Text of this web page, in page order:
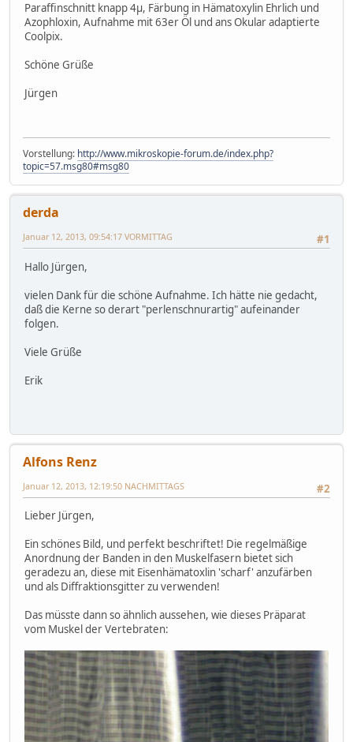
Paraffinschnitt knapp 4µ, Färbung in Hämatoxylin Ehrlich und
Azophloxin, Aufnahme mit 63er Öl und ans Okular adaptierte
Coolpix.
Schöne Grüße
Jürgen
Vorstellung: http://www.mikroskopie-forum.de/index.php?
topic=57.msg80#msg80
derda
#1
Januar 12, 2013, 09:54:17 VORMITTAG
Hallo Jürgen,
vielen Dank für die schöne Aufnahme. Ich hätte nie gedacht,
daß die Kerne so derart "perlenschnurartig" aufeinander
folgen.
Viele Grüße
Erik
Alfons Renz
#2
Januar 12, 2013, 12:19:50 NACHMITTAGS
Lieber Jürgen,
Ein schönes Bild, und perfekt beschriftet! Die regelmäßige
Anordnung der Banden in den Muskelfasern bietet sich
geradezu an, diese mit Eisenhämatoxlin 'scharf' anzufärben
und als Diffraktionsgitter zu verwenden!
Das müsste dann so ähnlich aussehen, wie dieses Präparat
vom Muskel der Vertebraten: